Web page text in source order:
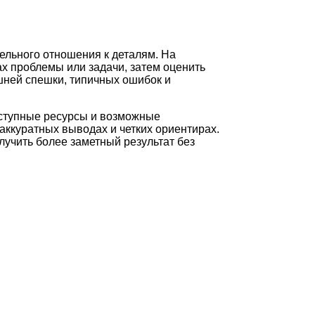
отношения к деталям. На
проблемы или задачи, затем оценить
спешки, типичных ошибок и
ресурсы и возможные
выводах и четких ориентирах.
более заметный результат без